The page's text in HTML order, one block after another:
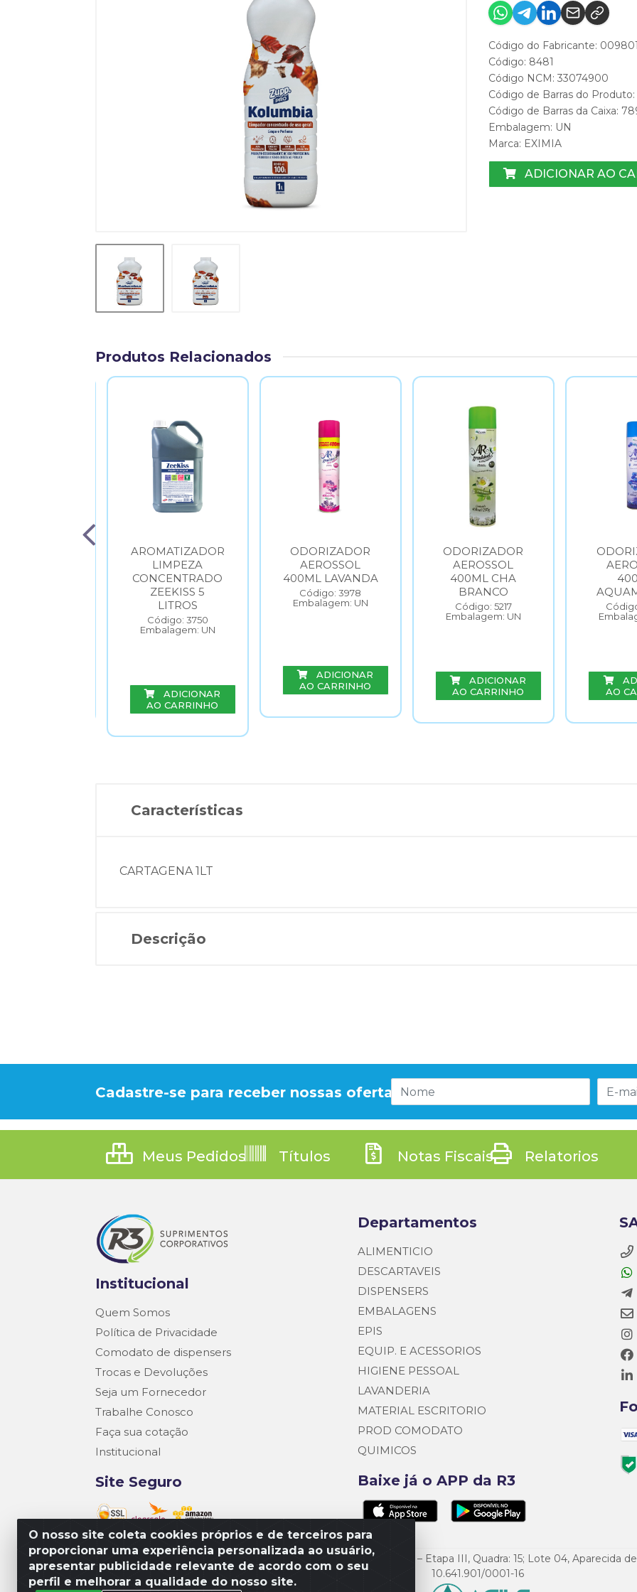
Código do Fabricante: 009801
Código: 8481
Código NCM: 33074900
Código de Barras do
Código de Barras da Caixa:
Embalagem: UN
Marca: EXIMIA
ADICIONAR AO
Produtos Relacionados
AROMATIZADOR
LIMPEZA
CONCENTRADO
ZEEKISS 5
LITROS
Código: 3750
Embalagem: UN
ADICIONAR
AO CARRINHO
ODORIZADOR
AEROSSOL
400ML LAVANDA
Código: 3978
Embalagem: UN
ADICIONAR
AO CARRINHO
ODORIZADOR
AEROSSOL
400ML CHA
BRANCO
Código: 5217
Embalagem: UN
ADICIONAR
AO CARRINHO
AO
Características
CARTAGENA 1LT
Descrição
O nosso site coleta cookies próprios e de terceiros para
proporcionar uma experiência personalizada ao usuário,
apresentar publicidade relevante de acordo com o seu
perfil e melhorar a qualidade do nosso site.
Cadastre-se para receber nossas ofertas!
Meus Pedidos Títulos Notas Fiscais Relatorios
Institucional
Quem Somos
Política de Privacidade
Comodato de dispensers
Trocas e Devoluções
Seja um Fornecedor
Trabalhe Conosco
Faça sua cotação
Institucional
Site Seguro
Departamentos
ALIMENTICIO
DESCARTAVEIS
DISPENSERS
EMBALAGENS
EPIS
EQUIP. E ACESSORIOS
HIGIENE PESSOAL
LAVANDERIA
MATERIAL ESCRITORIO
PROD COMODATO
QUIMICOS
Baixe já o APP da R3
Matriz R3 Suprimentos - Rua 14, Polo Empresarial Goiás – Etapa III, Quadra: 15; Lote 04, Aparecida
10.641.901/0001-16